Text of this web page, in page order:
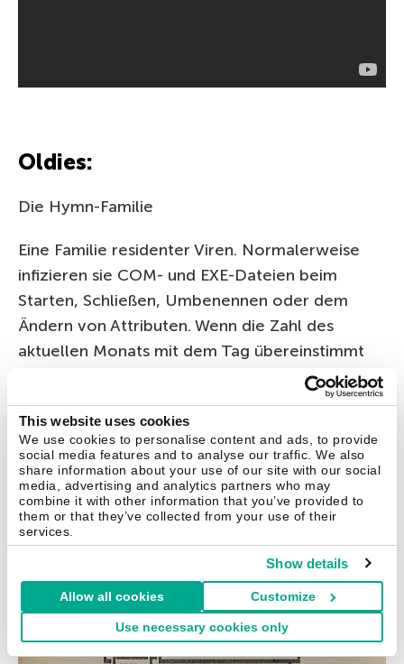
This website uses cookies
We use cookies to personalise content and ads, to provide
social media features and to analyse our traffic. We also
share information about your use of our site with our social
media, advertising and analytics partners who may
combine it with other information that you’ve provided to
them or that they’ve collected from your use of their
services.
Show details
Allow all cookies Customize
Use necessary cookies only
Oldies:
Die Hymn-Familie
Eine Familie residenter Viren. Normalerweise
infizieren sie COM- und EXE-Dateien beim
Starten, Schließen, Umbenennen oder dem
Ändern von Attributen. Wenn die Zahl des
aktuellen Monats mit dem Tag übereinstimmt
(zum Beispiel am 1. Januar (01.01.) oder 2.
Februar (02.02)), zerstören die Viren einen Teil
der Systeminformationen im Boot-Sektor des
C-Laufwerks. Dann entschlüsseln sie ein Bild
und zeigen dieses an: